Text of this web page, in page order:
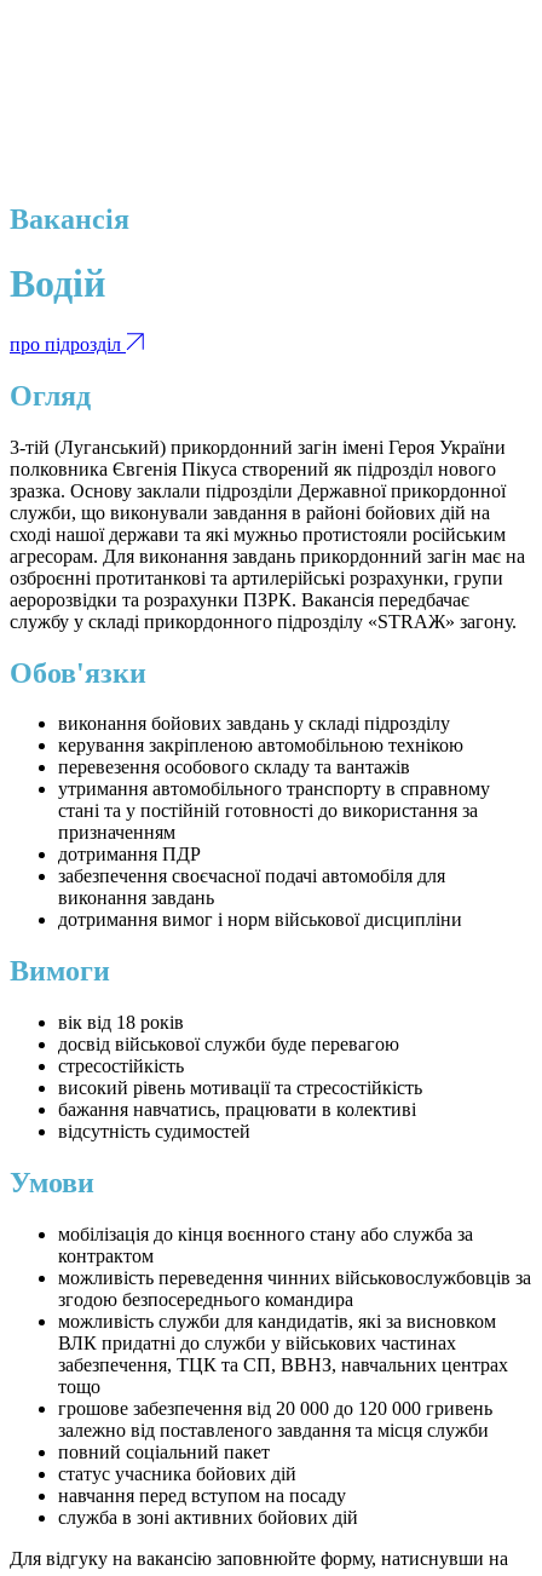
Вакансія
Водій
про підрозділ
Огляд
3-тій (Луганський) прикордонний загін імені Героя України
полковника Євгенія Пікуса створений як підрозділ нового
зразка. Основу заклали підрозділи Державної прикордонної
служби, що виконували завдання в районі бойових дій на
сході нашої держави та які мужньо протистояли російським
агресорам. Для виконання завдань прикордонний загін має на
озброєнні протитанкові та артилерійські розрахунки, групи
аеророзвідки та розрахунки ПЗРК. Вакансія передбачає
службу у складі прикордонного підрозділу «STRAЖ» загону.
Обов'язки
виконання бойових завдань у складі підрозділу
керування закріпленою автомобільною технікою
перевезення особового складу та вантажів
утримання автомобільного транспорту в справному
стані та у постійній готовності до використання за
призначенням
дотримання ПДР
забезпечення своєчасної подачі автомобіля для
виконання завдань
дотримання вимог і норм військової дисципліни
Вимоги
вік від 18 років
досвід військової служби буде перевагою
стресостійкість
високий рівень мотивації та стресостійкість
бажання навчатись, працювати в колективі
відсутність судимостей
Умови
мобілізація до кінця воєнного стану або служба за
контрактом
можливість переведення чинних військовослужбовців за
згодою безпосереднього командира
можливість служби для кандидатів, які за висновком
ВЛК придатні до служби у військових частинах
забезпечення, ТЦК та СП, ВВНЗ, навчальних центрах
тощо
грошове забезпечення від 20 000 до 120 000 гривень
залежно від поставленого завдання та місця служби
повний соціальний пакет
статус учасника бойових дій
навчання перед вступом на посаду
служба в зоні активних бойових дій
Для відгуку на вакансію заповнюйте форму, натиснувши на